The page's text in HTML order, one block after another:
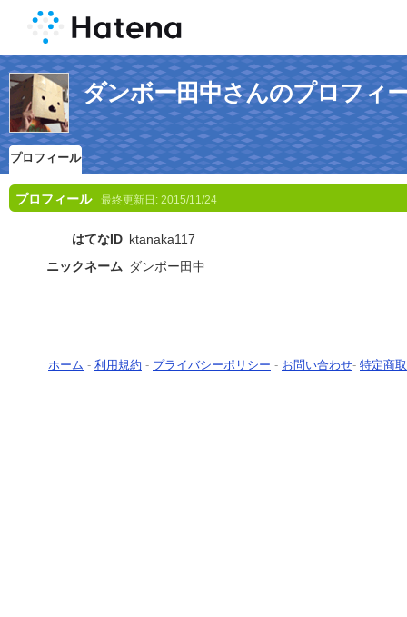
ダンボー田中さんのプロフィ
プロフィール
プロフィール 最終更新日: 2015/11/24
はてなID ktanaka117
ニックネーム ダンボー田中
ホーム - 利用規約 - プライバシーポリシー - お問い合わせ- 特定商